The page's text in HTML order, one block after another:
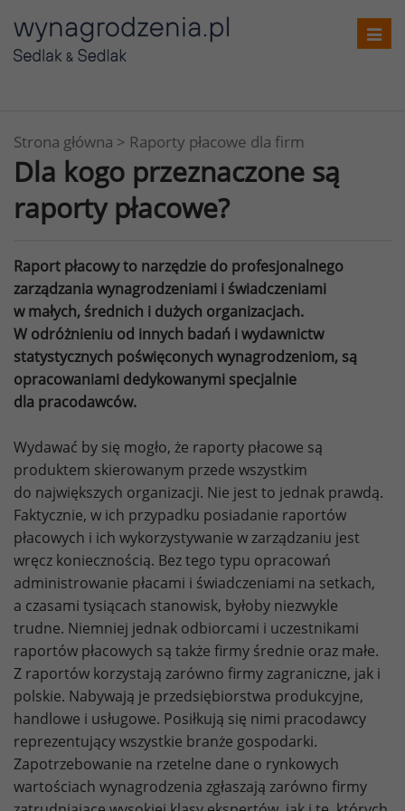
Strona główna > Raporty płacowe dla firm
Dla kogo przeznaczone są
raporty płacowe?
Raport płacowy to narzędzie do profesjonalnego
zarządzania wynagrodzeniami i świadczeniami
w małych, średnich i dużych organizacjach.
W odróżnieniu od innych badań i wydawnictw
statystycznych poświęconych wynagrodzeniom, są
opracowaniami dedykowanymi specjalnie
dla pracodawców.
Wydawać by się mogło, że raporty płacowe są
produktem skierowanym przede wszystkim
do największych organizacji. Nie jest to jednak prawdą.
Faktycznie, w ich przypadku posiadanie raportów
płacowych i ich wykorzystywanie w zarządzaniu jest
wręcz koniecznością. Bez tego typu opracowań
administrowanie płacami i świadczeniami na setkach,
a czasami tysiącach stanowisk, byłoby niezwykle
trudne. Niemniej jednak odbiorcami i uczestnikami
raportów płacowych są także firmy średnie oraz małe.
Z raportów korzystają zarówno firmy zagraniczne, jak i
polskie. Nabywają je przedsiębiorstwa produkcyjne,
handlowe i usługowe. Posiłkują się nimi pracodawcy
reprezentujący wszystkie branże gospodarki.
Zapotrzebowanie na rzetelne dane o rynkowych
wartościach wynagrodzenia zgłaszają zarówno firmy